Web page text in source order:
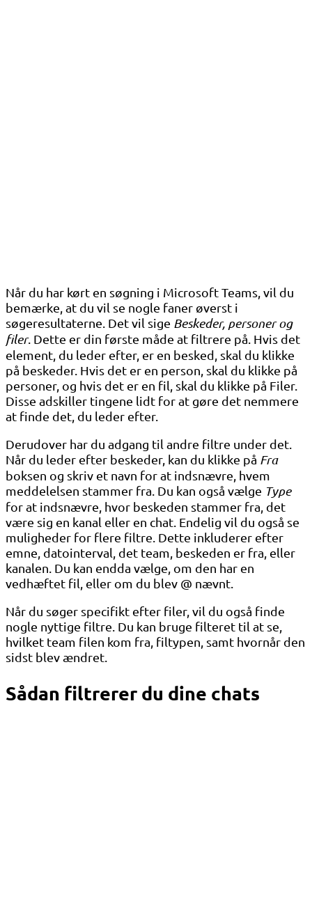
Når du har kørt en søgning i Microsoft Teams, vil du
bemærke, at du vil se nogle faner øverst i
søgeresultaterne. Det vil sige Beskeder, personer og
filer. Dette er din første måde at filtrere på. Hvis det
element, du leder efter, er en besked, skal du klikke
på beskeder. Hvis det er en person, skal du klikke på
personer, og hvis det er en fil, skal du klikke på Filer.
Disse adskiller tingene lidt for at gøre det nemmere
at finde det, du leder efter.
Derudover har du adgang til andre filtre under det.
Når du leder efter beskeder, kan du klikke på Fra
boksen og skriv et navn for at indsnævre, hvem
meddelelsen stammer fra. Du kan også vælge Type
for at indsnævre, hvor beskeden stammer fra, det
være sig en kanal eller en chat. Endelig vil du også se
muligheder for flere filtre. Dette inkluderer efter
emne, datointerval, det team, beskeden er fra, eller
kanalen. Du kan endda vælge, om den har en
vedhæftet fil, eller om du blev @ nævnt.
Når du søger specifikt efter filer, vil du også finde
nogle nyttige filtre. Du kan bruge filteret til at se,
hvilket team filen kom fra, filtypen, samt hvornår den
sidst blev ændret.
Sådan filtrerer du dine chats